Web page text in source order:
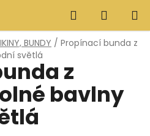
Hledat
KOŠÍK
BUNDY / Propínací bunda z
světlá
z
bavlny